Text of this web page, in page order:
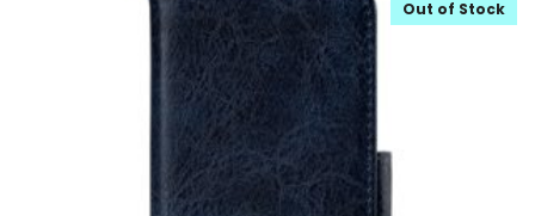
Out of Stock